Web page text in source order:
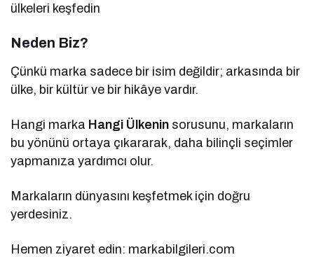
ülkeleri keşfedin
Neden Biz?
Çünkü marka sadece bir isim değildir; arkasında bir
ülke, bir kültür ve bir hikâye vardır.
Hangi marka Hangi Ülkenin sorusunu, markaların
bu yönünü ortaya çıkararak, daha bilinçli seçimler
yapmanıza yardımcı olur.
Markaların dünyasını keşfetmek için doğru
yerdesiniz.
Hemen ziyaret edin: markabilgileri.com